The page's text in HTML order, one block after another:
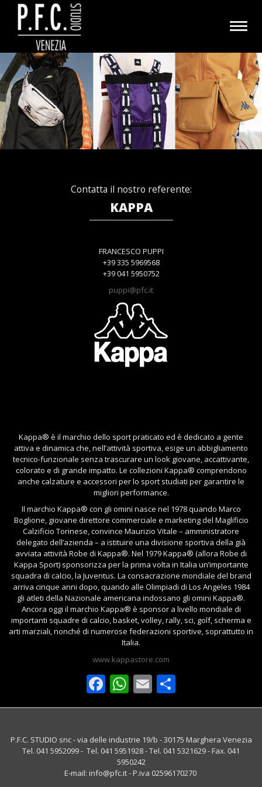
Contatta il nostro referente:
KAPPA
FRANCESCO PUPPI
+39 335 5969568
+39 041 5950752
puppi@pfc.it
Kappa® è il marchio dello sport praticato ed è dedicato a gente
attiva e dinamica che, nell’attività sportiva, esige un abbigliamento
tecnico-funzionale senza trascurare un look giovane, accattivante,
colorato e di grande impatto. Le collezioni Kappa® comprendono
anche calzature e accessori per lo sport studiati per garantire le
migliori performance.
Il marchio Kappa® con gli omini nasce nel 1978 quando Marco
Boglione, giovane direttore commerciale e marketing del Maglificio
Calzificio Torinese, convince Maurizio Vitale – amministratore
delegato dell’azienda – a istituire una divisione sportiva della già
avviata attività Robe di Kappa®. Nel 1979 Kappa® (allora Robe di
Kappa Sport) sponsorizza per la prima volta in Italia un’importante
squadra di calcio, la Juventus. La consacrazione mondiale del brand
arriva cinque anni dopo, quando alle Olimpiadi di Los Angeles 1984
gli atleti della Nazionale americana indossano gli omini Kappa®.
Ancora oggi il marchio Kappa® è sponsor a livello mondiale di
importanti squadre di calcio, basket, volley, rally, sci, golf, scherma e
arti marziali, nonché di numerose federazioni sportive, soprattutto in
Italia.
www.kappastore.com
Facebook
WhatsApp
Email
P.F.C. STUDIO snc - via delle industrie 19/b - 30175 Marghera Venezia
Tel. 041 5952099 - Tel. 041 5951928 - Tel. 041 5321629 - Fax. 041
5950242
E-mail: info@pfc.it - P.iva 02596170270